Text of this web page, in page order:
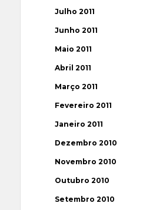
Julho 2011
Junho 2011
Maio 2011
Abril 2011
Março 2011
Fevereiro 2011
Janeiro 2011
Dezembro 2010
Novembro 2010
Outubro 2010
Setembro 2010